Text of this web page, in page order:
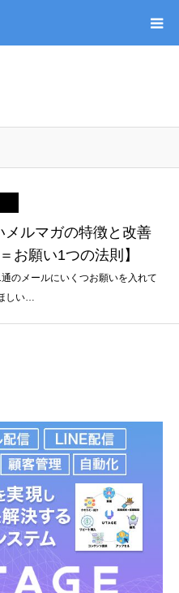
メルマガの特徴と改善
お願い1つの法則】
のメールにいくつお願いを入れて
しい…